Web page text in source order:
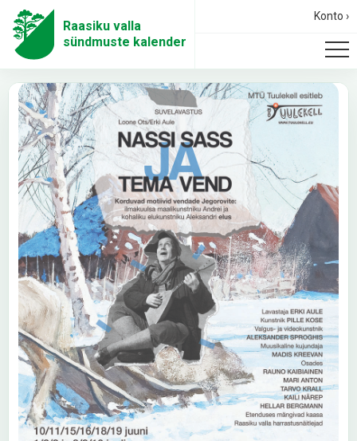
Raasiku valla
sündmuste kalender
Konto ›